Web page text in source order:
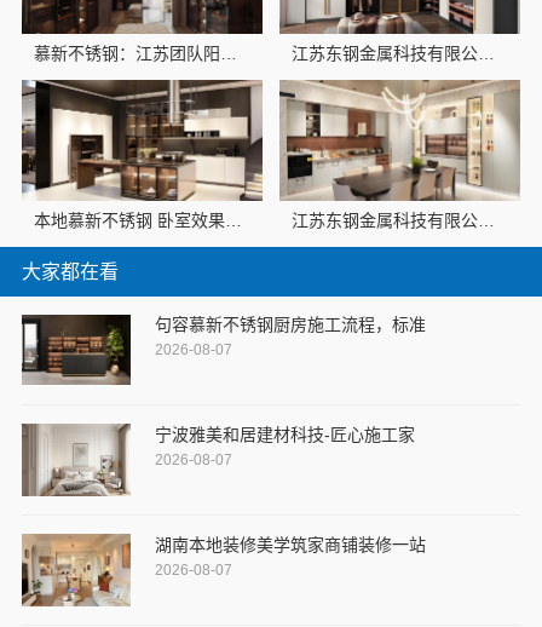
本地慕新不锈钢 卧室效果图设计 全案统筹落地
大家都在看
句容慕新不锈钢厨房施工流程，标准
2026-08-07
宁波雅美和居建材科技-匠心施工家
2026-08-07
湖南本地装修美学筑家商铺装修一站
2026-08-07